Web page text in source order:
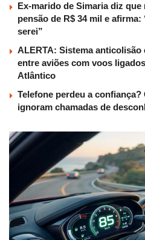
Ex-marido de Simaria diz que
pensão de R$ 34 mil e
serei”
ALERTA: Sistema
entre aviões com voos
Atlântico
Telefone perdeu a
ignoram chamadas de